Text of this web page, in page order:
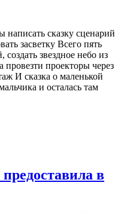
написать сказку сценарий
засветку Всего пять
звездное небо из
проекторы через
И сказка о маленькой
и осталась там
в